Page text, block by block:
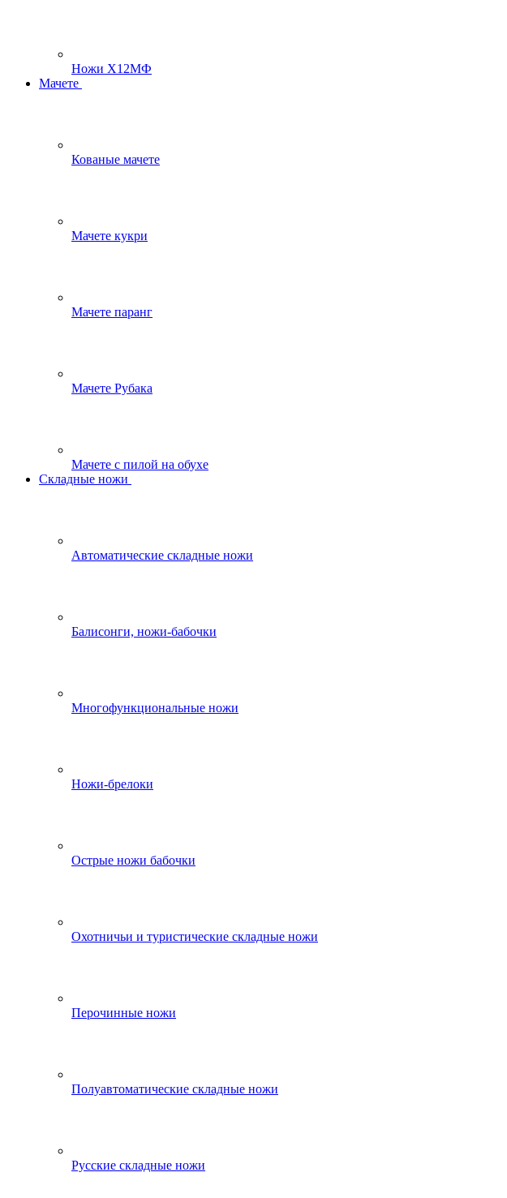
Ножи Х12МФ
Мачете
Кованые мачете
Мачете кукри
Мачете паранг
Мачете Рубака
Мачете с пилой на обухе
Складные ножи
Автоматические складные ножи
Балисонги, ножи-бабочки
Многофункциональные ножи
Ножи-брелоки
Острые ножи бабочки
Охотничьи и туристические складные ножи
Перочинные ножи
Полуавтоматические складные ножи
Русские складные ножи